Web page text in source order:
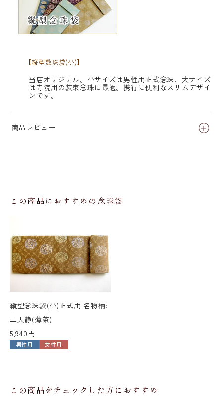
【縦型数珠袋(小)】
当店オリジナル。小サイズは男性用正式念珠、大サイズ
は寺院用の装束念珠に最適。携行に便利なスリムデザイ
ンです。
商品レビュー
この商品におすすめの念珠袋
縦型念珠袋(小)正式用 名物柄:
二人静(薄茶)
5,940円
男性用 女性用
この商品をチェックした方におすすめ